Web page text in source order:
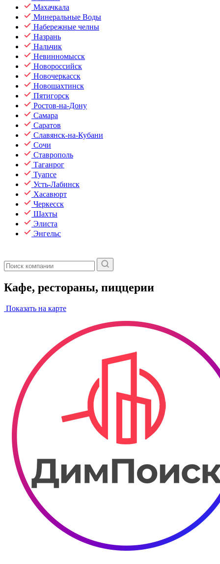
Махачкала
Минеральные Воды
Набережные челны
Назрань
Нальчик
Невинномысск
Новороссийск
Новочеркасск
Новошахтинск
Пятигорск
Ростов-на-Дону
Самара
Саратов
Славянск-на-Кубани
Сочи
Ставрополь
Таганрог
Туапсе
Усть-Лабинск
Хасавюрт
Черкесск
Шахты
Элиста
Энгельс
Кафе, рестораны, пиццерии
Показать на карте